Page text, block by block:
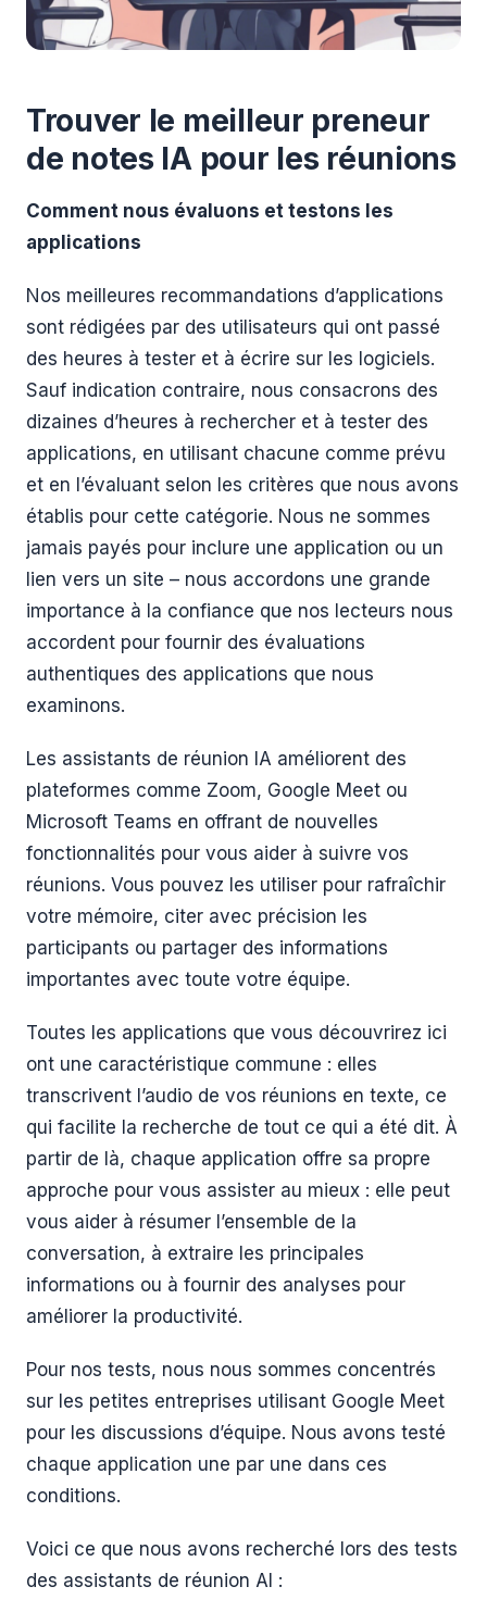
Trouver le meilleur preneur
de notes IA pour les réunions
Comment nous évaluons et testons les
applications
Nos meilleures recommandations d’applications
sont rédigées par des utilisateurs qui ont passé
des heures à tester et à écrire sur les logiciels.
Sauf indication contraire, nous consacrons des
dizaines d’heures à rechercher et à tester des
applications, en utilisant chacune comme prévu
et en l’évaluant selon les critères que nous avons
établis pour cette catégorie. Nous ne sommes
jamais payés pour inclure une application ou un
lien vers un site – nous accordons une grande
importance à la confiance que nos lecteurs nous
accordent pour fournir des évaluations
authentiques des applications que nous
examinons.
Les assistants de réunion IA améliorent des
plateformes comme Zoom, Google Meet ou
Microsoft Teams en offrant de nouvelles
fonctionnalités pour vous aider à suivre vos
réunions. Vous pouvez les utiliser pour rafraîchir
votre mémoire, citer avec précision les
participants ou partager des informations
importantes avec toute votre équipe.
Toutes les applications que vous découvrirez ici
ont une caractéristique commune : elles
transcrivent l’audio de vos réunions en texte, ce
qui facilite la recherche de tout ce qui a été dit. À
partir de là, chaque application offre sa propre
approche pour vous assister au mieux : elle peut
vous aider à résumer l’ensemble de la
conversation, à extraire les principales
informations ou à fournir des analyses pour
améliorer la productivité.
Pour nos tests, nous nous sommes concentrés
sur les petites entreprises utilisant Google Meet
pour les discussions d’équipe. Nous avons testé
chaque application une par une dans ces
conditions.
Voici ce que nous avons recherché lors des tests
des assistants de réunion AI :